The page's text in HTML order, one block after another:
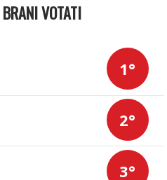
BRANI VOTATI
1°
2°
3°